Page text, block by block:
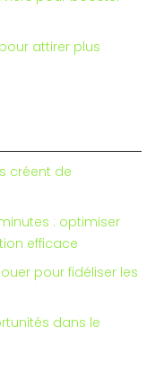
attirer plus
créent de
: optimiser
efficace
pour fidéliser les
dans le